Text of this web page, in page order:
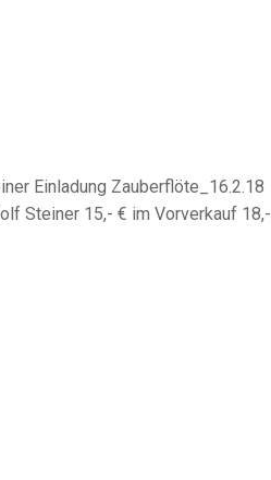
Einladung Zauberflöte_16.2.18
Steiner 15,- € im Vorverkauf 18,-